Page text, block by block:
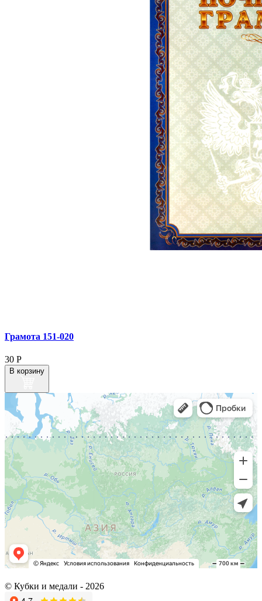
Грамота 151‑020
30 Р
В корзину
© Кубки и медали - 2026